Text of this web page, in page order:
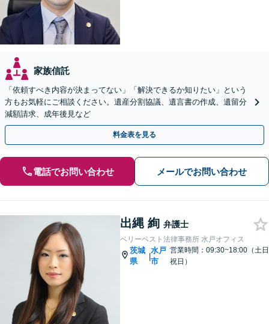
家族信託
「依頼すべき内容が決まってない」「解決できるか知りたい」という
方もお気軽にご相談ください。遺産分割協議、遺言書の作成、遺留分
減額請求、成年後見など
料金表を見る
電話でお問い合わせ メールでお問い合わせ
出縄 絢 弁護士
ベリーベスト法律事務所 水戸オフィス
茨城
県
|
水戸
市
営業時間：09:30~18:00（土日
祝日）